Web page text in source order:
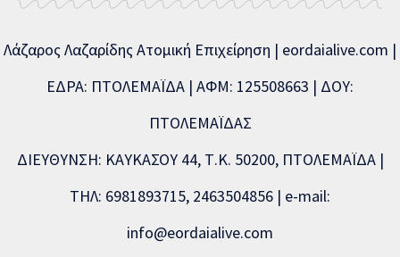
Λάζαρος Λαζαρίδης Ατομική Επιχείρηση | eordaialive.com |
ΕΔΡΑ: ΠΤΟΛΕΜΑΪΔΑ | ΑΦΜ: 125508663 | ΔΟΥ:
ΠΤΟΛΕΜΑΪΔΑΣ
ΔΙΕΥΘΥΝΣΗ: ΚΑΥΚΑΣΟΥ 44, Τ.Κ. 50200, ΠΤΟΛΕΜΑΪΔΑ |
ΤΗΛ: 6981893715, 2463504856 | e-mail:
info@eordaialive.com